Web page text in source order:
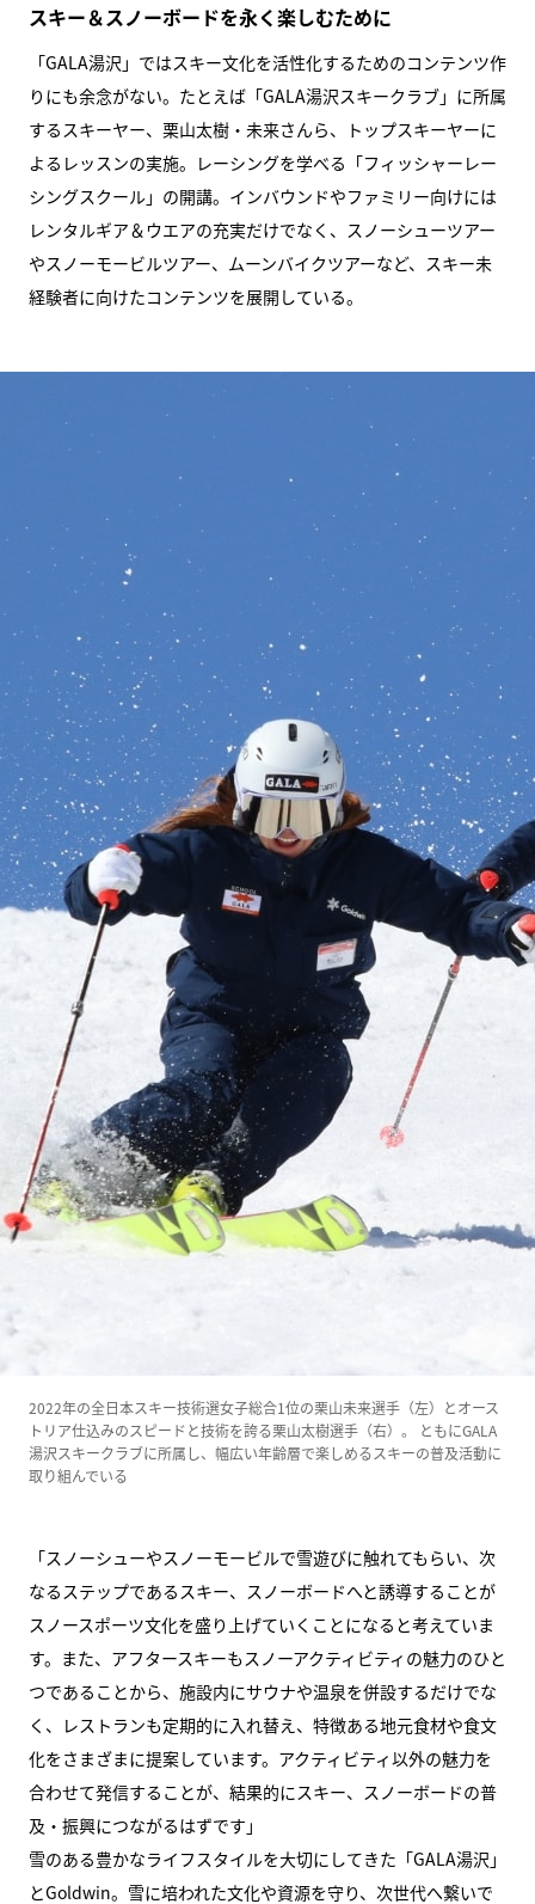
スキー＆スノーボードを永く楽しむために
「GALA湯沢」ではスキー文化を活性化するためのコンテンツ作
りにも余念がない。たとえば「GALA湯沢スキークラブ」に所属
するスキーヤー、栗山太樹・未来さんら、トップスキーヤーに
よるレッスンの実施。レーシングを学べる「フィッシャーレー
シングスクール」の開講。インバウンドやファミリー向けには
レンタルギア＆ウエアの充実だけでなく、スノーシューツアー
やスノーモービルツアー、ムーンバイクツアーなど、スキー未
経験者に向けたコンテンツを展開している。
2022年の全日本スキー技術選女子総合1位の栗山未来選手（左）とオース
トリア仕込みのスピードと技術を誇る栗山太樹選手（右）。
ともにGALA
湯沢スキークラブに所属し、幅広い年齢層で楽しめるスキーの普及活動に
取り組んでいる
「スノーシューやスノーモービルで雪遊びに触れてもらい、次
なるステップであるスキー、スノーボードへと誘導することが
スノースポーツ文化を盛り上げていくことになると考えていま
す。また、アフタースキーもスノーアクティビティの魅力のひと
つであることから、施設内にサウナや温泉を併設するだけでな
く、レストランも定期的に入れ替え、特徴ある地元食材や食文
化をさまざまに提案しています。アクティビティ以外の魅力を
合わせて発信することが、結果的にスキー、スノーボードの普
及・振興につながるはずです」
雪のある豊かなライフスタイルを大切にしてきた「GALA湯沢」
とGoldwin。雪に培われた文化や資源を守り、次世代へ繋いで